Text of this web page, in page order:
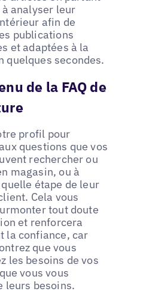
à analyser leur
afin de
publications
et adaptées à la
quelques secondes.
de la FAQ de
profil pour
questions que vos
rechercher ou
magasin, ou à
étape de leur
Cela vous
tout doute
et renforcera
la confiance, car
que vous
les besoins de vos
vous vous
leurs besoins.